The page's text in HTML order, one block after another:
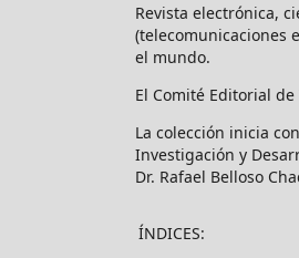
Revista electrónica,
(telecomunicaciones
el mundo.
El Comité Editorial
La colección inicia
Investigación y
Dr. Rafael Belloso
ÍNDICES: